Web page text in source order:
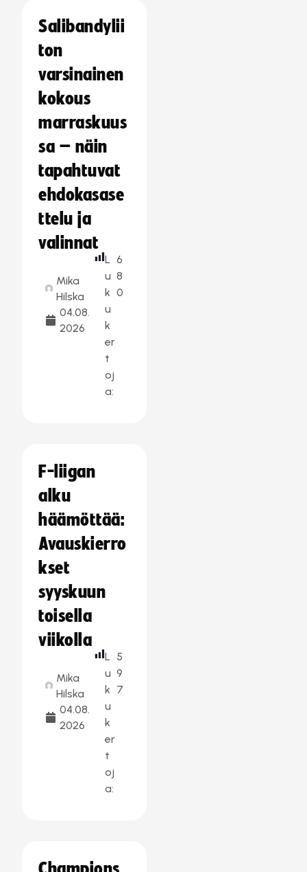
Salibandylii
ton
varsinainen
kokous
marraskuus
sa – näin
tapahtuvat
ehdokasase
ttelu ja
valinnat
Mika
Hilska
04.08.
2026
L
u
k
u
k
er
t
oj
a:
6
8
0
F-liigan
alku
häämöttää:
Avauskierro
kset
syyskuun
toisella
viikolla
Mika
Hilska
04.08.
2026
L
u
k
u
k
er
t
oj
a:
5
9
7